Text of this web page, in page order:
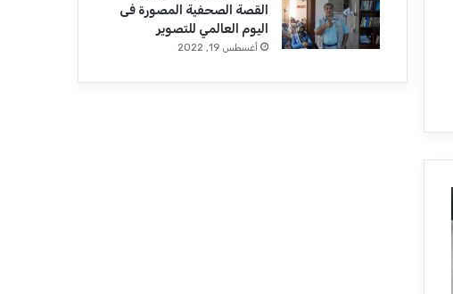
القصة الصحفية المصورة فى
اليوم العالمي للتصوير
أغسطس 19, 2022